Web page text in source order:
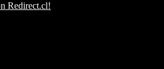
Redirect.cl!